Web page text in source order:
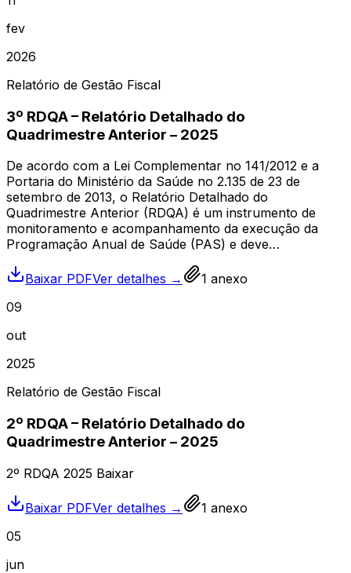
fev
2026
Relatório de Gestão Fiscal
3º RDQA – Relatório Detalhado do
Quadrimestre Anterior – 2025
De acordo com a Lei Complementar no 141/2012 e a
Portaria do Ministério da Saúde no 2.135 de 23 de
setembro de 2013, o Relatório Detalhado do
Quadrimestre Anterior (RDQA) é um instrumento de
monitoramento e acompanhamento da execução da
Programação Anual de Saúde (PAS) e deve…
Baixar PDFVer detalhes → 1 anexo
09
out
2025
Relatório de Gestão Fiscal
2º RDQA – Relatório Detalhado do
Quadrimestre Anterior – 2025
2º RDQA 2025 Baixar
Baixar PDFVer detalhes → 1 anexo
05
jun